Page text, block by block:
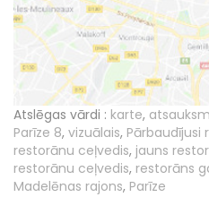
Atslēgas vārdi : karte,
Parīze 8, vizuālais, Pārbaudījusi
restorānu ceļvedis, jauns
restorānu ceļvedis, restorāns
Madelēnas rajons, Parīze